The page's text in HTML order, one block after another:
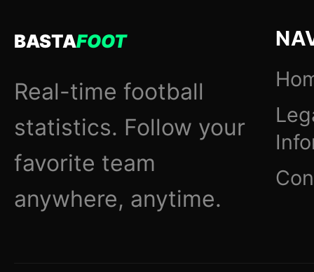
BASTAFOOT
Real-time football
statistics. Follow your
favorite team
anywhere, anytime.